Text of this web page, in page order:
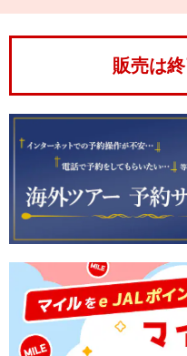
販売は終